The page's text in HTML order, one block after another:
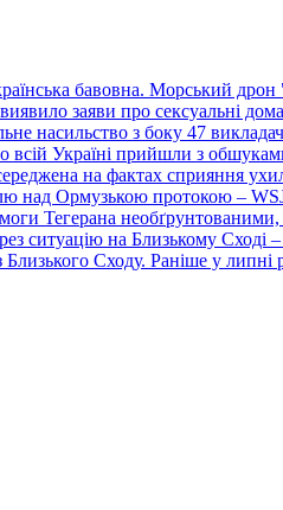
бавовна. Морський
заяви про сексуальні
насильство з боку 47
Україні прийшли з
на фактах сприяння
над Ормузькою протокою –
Тегерана
ситуацію на Близькому
Сходу. Раніше у липні